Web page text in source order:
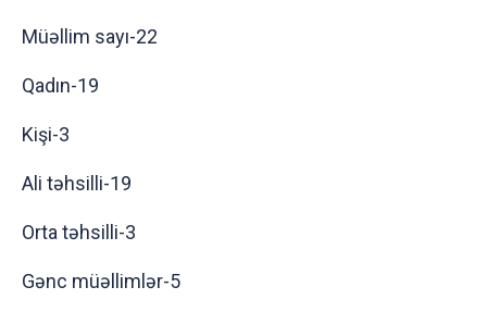
Müəllim sayı-22
Qadın-19
Kişi-3
Ali təhsilli-19
Orta təhsilli-3
Gənc müəllimlər-5